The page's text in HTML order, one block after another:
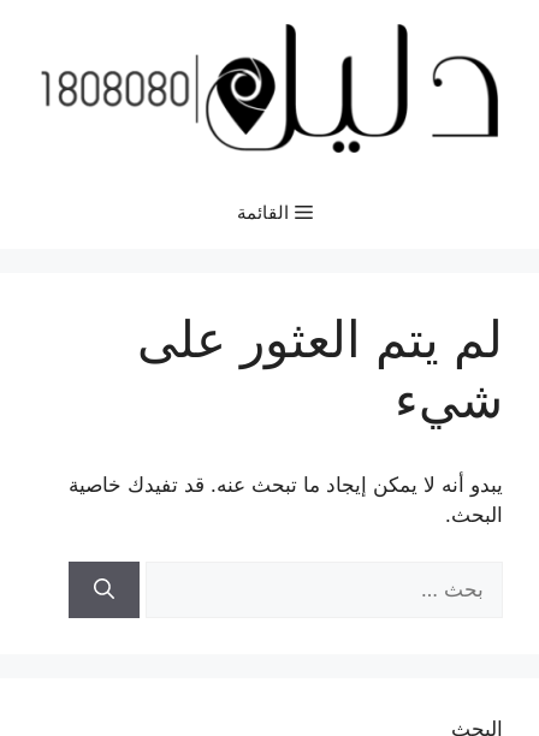
المحتوى
القائمة
لم يتم العثور على
شيء
يبدو أنه لا يمكن إيجاد ما تبحث عنه. قد تفيدك خاصية
البحث.
عن:
البحث